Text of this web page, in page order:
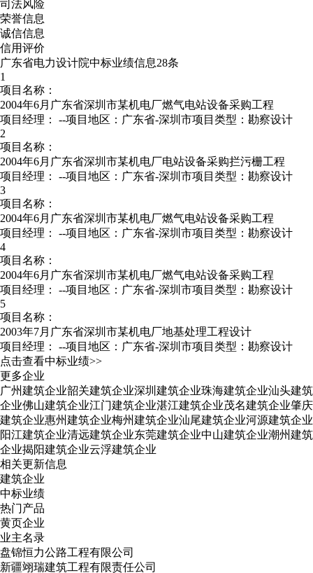
司法风险
荣誉信息
诚信信息
信用评价
广东省电力设计院中标业绩信息28条
1
项目名称：
2004年6月广东省深圳市某机电厂燃气电站设备采购工程
项目经理： --项目地区：广东省-深圳市项目类型：勘察设计
2
项目名称：
2004年6月广东省深圳市某机电厂电站设备采购拦污栅工程
项目经理： --项目地区：广东省-深圳市项目类型：勘察设计
3
项目名称：
2004年6月广东省深圳市某机电厂燃气电站设备采购工程
项目经理： --项目地区：广东省-深圳市项目类型：勘察设计
4
项目名称：
2004年6月广东省深圳市某机电厂燃气电站设备采购工程
项目经理： --项目地区：广东省-深圳市项目类型：勘察设计
5
项目名称：
2003年7月广东省深圳市某机电厂地基处理工程设计
项目经理： --项目地区：广东省-深圳市项目类型：勘察设计
点击查看中标业绩>>
更多企业
广州建筑企业韶关建筑企业深圳建筑企业珠海建筑企业汕头建筑
企业佛山建筑企业江门建筑企业湛江建筑企业茂名建筑企业肇庆
建筑企业惠州建筑企业梅州建筑企业汕尾建筑企业河源建筑企业
阳江建筑企业清远建筑企业东莞建筑企业中山建筑企业潮州建筑
企业揭阳建筑企业云浮建筑企业
相关更新信息
建筑企业
中标业绩
热门产品
黄页企业
业主名录
盘锦恒力公路工程有限公司
新疆翊瑞建筑工程有限责任公司